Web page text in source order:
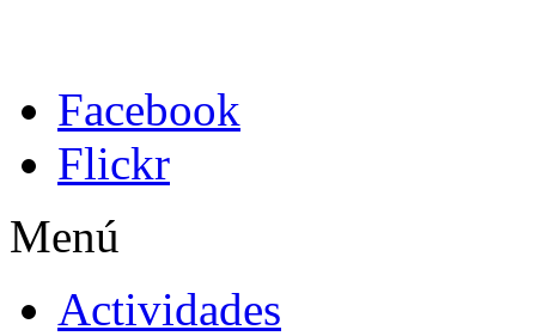
Facebook
Flickr
Menú
Actividades